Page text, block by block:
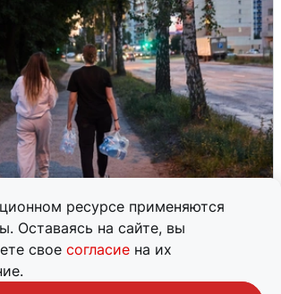
ресурсе применяются
Оставаясь на сайте, вы
свое согласие на их
карта отключений